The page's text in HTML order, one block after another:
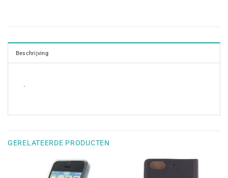
Beschrijving
.
GERELATEERDE PRODUCTEN